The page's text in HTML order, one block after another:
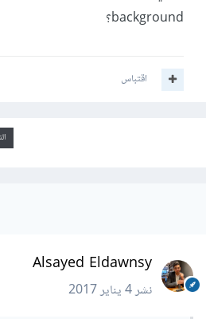
background؟
اقتباس
Alsayed Eldawnsy
نشر4 يناير 2017